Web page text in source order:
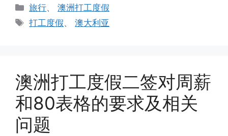
分
类
旅行、澳洲打工度假
标
打工度假、澳大利亚
澳洲打工度假二签对周薪
和80表格的要求及相关
问题